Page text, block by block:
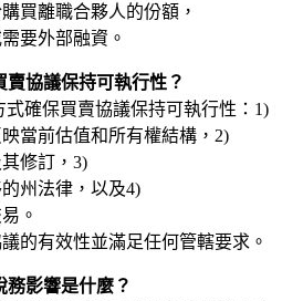
買離職合夥人的份額，
要外部融資。
協議保持可執行性？
確保買賣協議保持可執行性：1)
當前估值和所有權結構，2)
修訂，3)
州法律，以及4)
。
的有效性並滿足任何管轄要求。
務影響是什麼？